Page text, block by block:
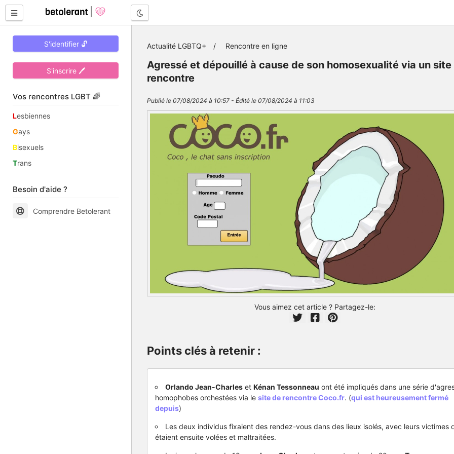
S'identifier 🔓
S'inscrire 🖊
Vos rencontres LGBT 🌈
Lesbiennes
Gays
Bisexuels
Trans
Besoin d'aide ?
Comprendre Betolerant
Actualité LGBTQ+ Rencontre en ligne
Agressé et dépouillé à cause de son homosexualité via un site
rencontre
Publié le 07/08/2024 à 10:57 - Édité le 07/08/2024 à 11:03
Vous aimez cet article ? Partagez-le:
Points clés à retenir :
Orlando Jean-Charles et Kénan Tessonneau ont été impliqués dans une série
homophobes orchestées via le site de rencontre Coco.fr. (qui est heureusement fermé
depuis)
Les deux individus fixaient des rendez-vous dans des lieux isolés, avec leurs victimes
étaient ensuite volées et maltraitées.